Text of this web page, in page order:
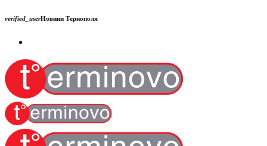
verified_userНовини Тернополя